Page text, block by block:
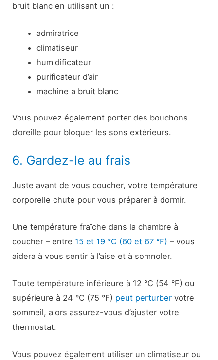
bruit blanc en utilisant un :
admiratrice
climatiseur
humidificateur
purificateur d’air
machine à bruit blanc
Vous pouvez également porter des bouchons
d’oreille pour bloquer les sons extérieurs.
6. Gardez-le au frais
Juste avant de vous coucher, votre température
corporelle chute pour vous préparer à dormir.
Une température fraîche dans la chambre à
coucher – entre 15 et 19 °C (60 et 67 °F) – vous
aidera à vous sentir à l’aise et à somnoler.
Toute température inférieure à 12 °C (54 °F) ou
supérieure à 24 °C (75 °F) peut perturber votre
sommeil, alors assurez-vous d’ajuster votre
thermostat.
Vous pouvez également utiliser un climatiseur ou